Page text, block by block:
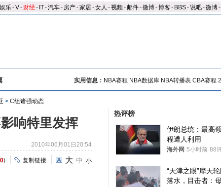
娱乐-V- 财经- IT-汽车- 房产-家居-女人 -视频-邮件-微博-博客- BBS-说吧-微博-
实用信息： NBA赛程 NBA数据库 NBA转播表 CBA赛程
> C组诸强动态
响特里发挥
2010年06月01日20:54
0) 复制链接 大 中 小
热评榜
伊朗总统：最高
程遭人利用
海外网 5小时前 88
“天津之眼”摩天
落水，目击者：